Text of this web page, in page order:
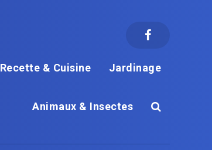
Recette & Cuisine Jardinage
Animaux & Insectes